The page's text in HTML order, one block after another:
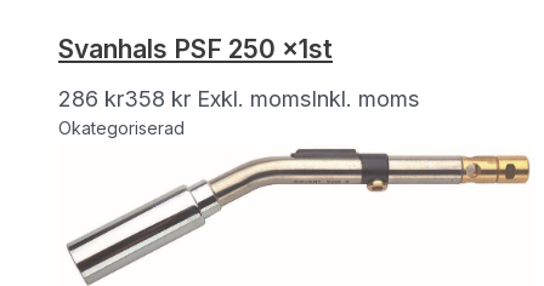
Svanhals PSF 250 x1st
286 kr358 kr Exkl. momsInkl. moms
Okategoriserad